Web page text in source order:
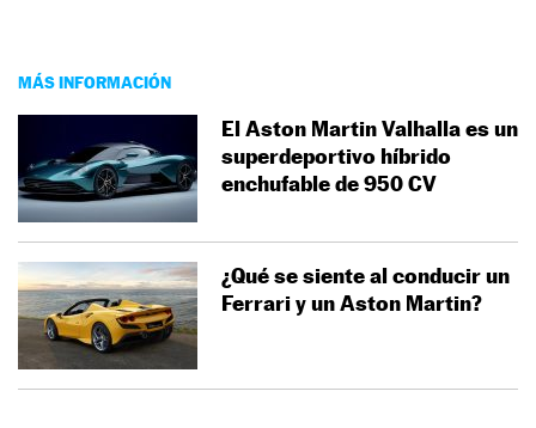
MÁS INFORMACIÓN
El Aston Martin Valhalla es un
superdeportivo híbrido
enchufable de 950 CV
¿Qué se siente al conducir un
Ferrari y un Aston Martin?